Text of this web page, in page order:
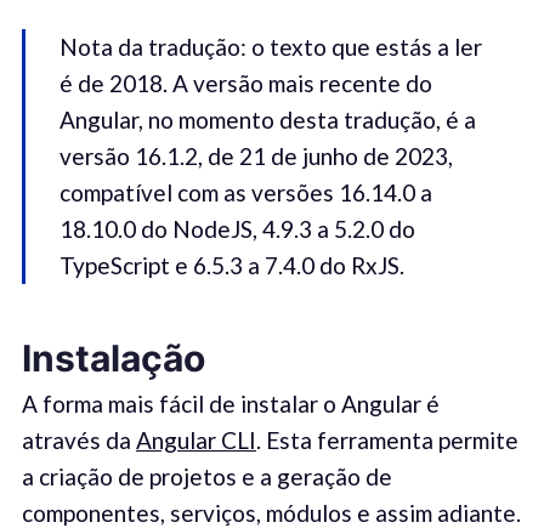
Nota da tradução: o texto que estás a ler
é de 2018. A versão mais recente do
Angular, no momento desta tradução, é a
versão 16.1.2, de 21 de junho de 2023,
compatível com as versões 16.14.0 a
18.10.0 do NodeJS, 4.9.3 a 5.2.0 do
TypeScript e 6.5.3 a 7.4.0 do RxJS.
Instalação
A forma mais fácil de instalar o Angular é
através da Angular CLI. Esta ferramenta permite
a criação de projetos e a geração de
componentes, serviços, módulos e assim adiante.